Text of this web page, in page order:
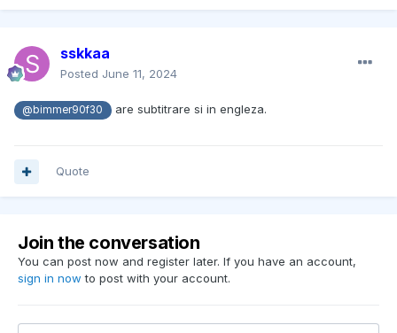
sskkaa
Posted June 11, 2024
@bimmer90f30 are subtitrare si in engleza.
Quote
Join the conversation
You can post now and register later. If you have an account,
sign in now to post with your account.